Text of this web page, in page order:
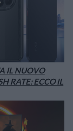
IL NUOVO
RATE: ECCO IL